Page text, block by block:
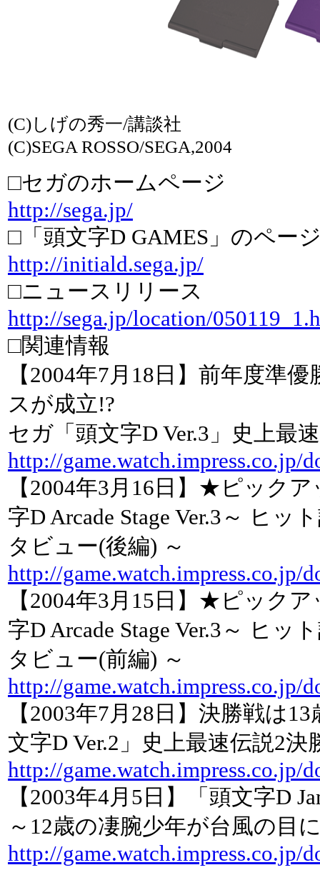
(C)しげの秀一/講談社
(C)SEGA ROSSO/SEGA,2004
□セガのホームページ
http://sega.jp/
□「頭文字D GAMES」のペー
http://initiald.sega.jp/
□ニュースリリース
http://sega.jp/location/
□関連情報
【2004年7月18日】前年度準
スが成立!?
セガ「頭文字D Ver.3」史上最
http://game.watch.impress.co.jp/
【2004年3月16日】★ピック
字D Arcade Stage Ver.3～ ヒッ
タビュー(後編) ～
http://game.watch.impress.co.jp/
【2004年3月15日】★ピック
字D Arcade Stage Ver.3～ ヒッ
タビュー(前編) ～
http://game.watch.impress.co.jp/
【2003年7月28日】決勝戦は
文字D Ver.2」史上最速伝説2決
http://game.watch.impress.co.jp/
【2003年4月5日】「頭文字D
～12歳の凄腕少年が台風の目
http://game.watch.impress.co.jp/